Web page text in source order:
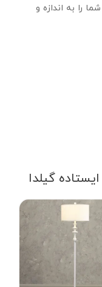
را به اندازه و
گیلدا